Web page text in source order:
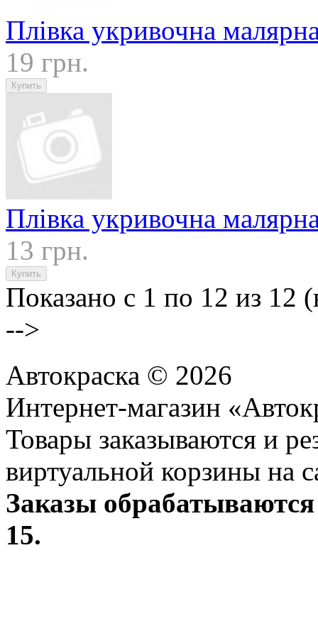
Плівка укривочна
19 грн.
Плівка укривочна
13 грн.
Показано с 1 по 12 из 12
-->
Автокраска © 2026
Интернет-магазин
Товары заказываются и
виртуальной корзины на
Заказы
15.